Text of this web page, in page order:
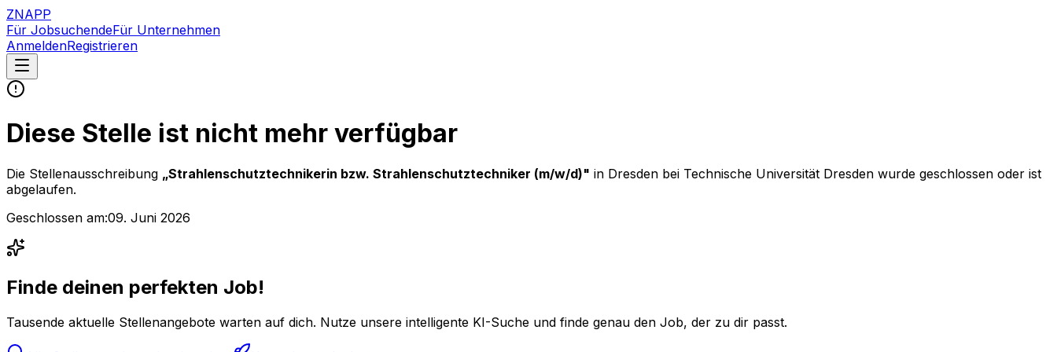
ZNAPP
Für JobsuchendeFür Unternehmen
AnmeldenRegistrieren
Diese Stelle ist nicht mehr verfügbar
Die Stellenausschreibung „Strahlenschutztechnikerin bzw. Strahlenschutztechniker (m/w/d)" in Dresden bei Technische Universität Dresden wurde geschlossen oder ist
abgelaufen.
Geschlossen am:09. Juni 2026
Finde deinen perfekten Job!
Tausende aktuelle Stellenangebote warten auf dich. Nutze unsere intelligente KI-Suche und finde genau den Job, der zu dir passt.